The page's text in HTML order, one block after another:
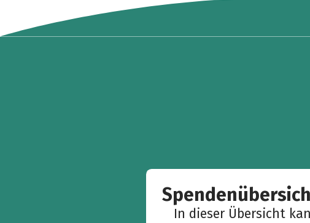
In dieser Übersicht